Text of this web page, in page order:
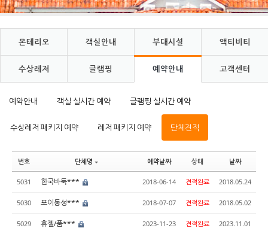
몬테리오 객실안내 부대시설 액티비티
수상레저 글램핑 예약안내 고객센터
예약안내 객실 실시간 예약 글램핑 실시간 예약
수상레저 패키지 예약 레저 패키지 예약 단체견적
번호 단체명 예약날짜 상태 날짜
5031 한국바둑*** 2018-06-14 견적완료 2018.05.24
5030 포이동성*** 2018-07-07 견적완료 2018.05.02
5029 휴젤/품*** 2023-11-23 견적완료 2023.11.01